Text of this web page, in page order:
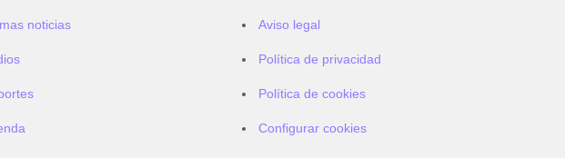
noticias Aviso legal
Política de privacidad
Política de cookies
Configurar cookies